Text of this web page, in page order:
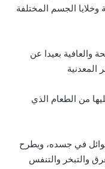
الجسم المختلفة
والعافية بعيدا عن
المعدنية
من الطعام الذي
57 ليترا من السوائل في جسده، ويطرح
والتبخر والتنفس